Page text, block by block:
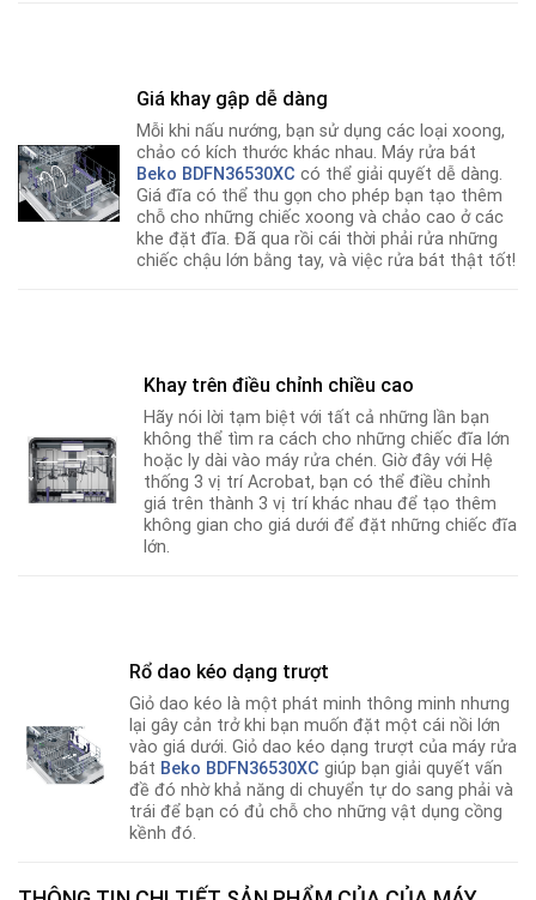
Giá khay gập dễ dàng
Mỗi khi nấu nướng, bạn sử dụng các loại xoong,
chảo có kích thước khác nhau. Máy rửa bát
Beko BDFN36530XC có thể giải quyết dễ dàng.
Giá đĩa có thể thu gọn cho phép bạn tạo thêm
chỗ cho những chiếc xoong và chảo cao ở các
khe đặt đĩa. Đã qua rồi cái thời phải rửa những
chiếc chậu lớn bằng tay, và việc rửa bát thật tốt!
Khay trên điều chỉnh chiều cao
Hãy nói lời tạm biệt với tất cả những lần bạn
không thể tìm ra cách cho những chiếc đĩa lớn
hoặc ly dài vào máy rửa chén. Giờ đây với Hệ
thống 3 vị trí Acrobat, bạn có thể điều chỉnh
giá trên thành 3 vị trí khác nhau để tạo thêm
không gian cho giá dưới để đặt những chiếc đĩa
lớn.
Rổ dao kéo dạng trượt
Giỏ dao kéo là một phát minh thông minh nhưng
lại gây cản trở khi bạn muốn đặt một cái nồi lớn
vào giá dưới. Giỏ dao kéo dạng trượt của máy rửa
bát Beko BDFN36530XC giúp bạn giải quyết vấn
đề đó nhờ khả năng di chuyển tự do sang phải và
trái để bạn có đủ chỗ cho những vật dụng cồng
kềnh đó.